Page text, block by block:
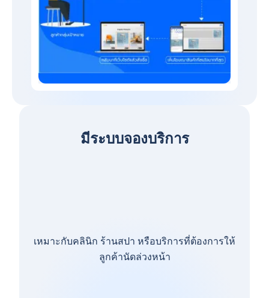
มีระบบจองบริการ
เหมาะกับคลินิก ร้านสปา หรือบริการที่ต้องการให้
ลูกค้านัดล่วงหน้า